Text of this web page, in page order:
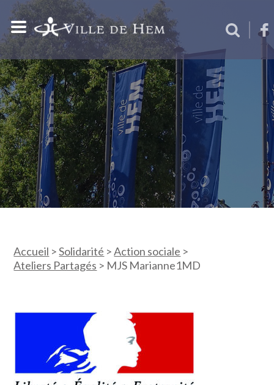
Accueil >Solidarité >Action sociale >
Ateliers Partagés > MJS Marianne1MD